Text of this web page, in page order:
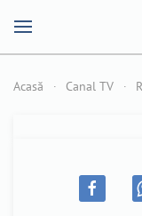
Acasă Canal TV